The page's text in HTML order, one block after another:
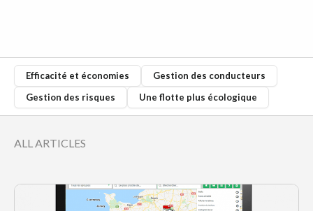
Efficacité et économies
Gestion des conducteurs
Gestion des risques
Une flotte plus écologique
ALL ARTICLES